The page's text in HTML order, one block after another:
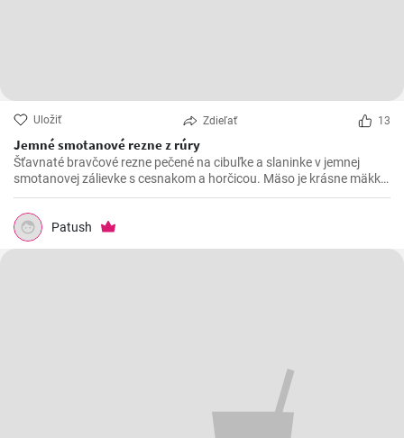
Uložiť Zdieľať 13
Jemné smotanové rezne z rúry
Šťavnaté bravčové rezne pečené na cibuľke a slaninke v jemnej
smotanovej zálievke s cesnakom a horčicou. Mäso je krásne mäkké
a doslova sa rozpadá.
Patush